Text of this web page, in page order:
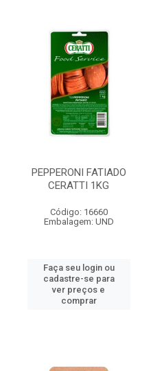
PEPPERONI FATIADO
CERATTI 1KG
Código: 16660
Embalagem: UND
Faça seu login ou
cadastre-se para
ver preços e
comprar